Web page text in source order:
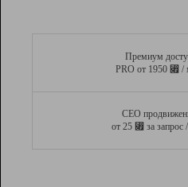
Премиум
PRO от 1950 ⃏ /
СЕО
от 25 ⃏ за запрос